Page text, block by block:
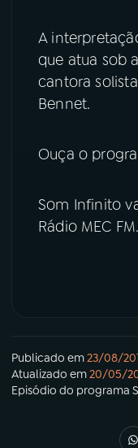
TikTok
A
que atua sob
cantora
Bennet.
Ouça o
Som Infinito
Rádio MEC FM.
Publicado em23/08/
Atualizado em20/05/
Episódio do programa